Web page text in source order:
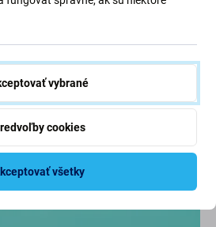
vo veľmi dobrom stave, môže javiť len
môže mať jemné vlasové škrabance,
sú počas používania takmer neviditeľné.
vybrané
cookies
všetky